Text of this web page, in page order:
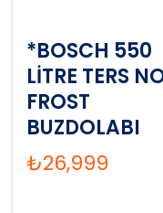
*BOSCH 550
LİTRE TERS
FROST
BUZDOLABI
₺26,999